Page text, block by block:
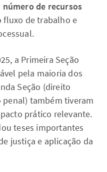
número de recursos
fluxo de trabalho e
a Primeira Seção
pela maioria dos
Seção (direito
penal) também tiveram
prático relevante.
teses importantes
justiça e aplicação da